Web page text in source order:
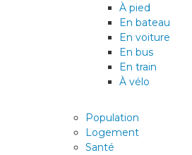
Achats
Annonces et
Construction et
À pied
En bateau
En voiture
En bus
En train
À vélo
Population
Logement
Santé